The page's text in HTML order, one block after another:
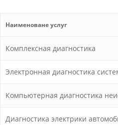
Наименоване услуг
Комплексная диагностика
Электронная диагностика
Компьютерная диагностика
Диагностика электрики